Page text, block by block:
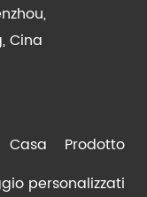
Cina
Casa
Prodotto
personalizzati